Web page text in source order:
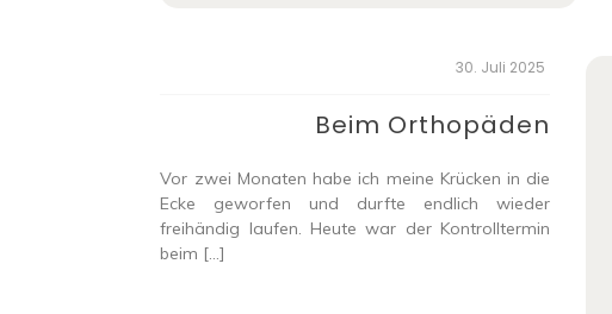
30. Juli 2025
Beim Orthopäden
Vor zwei Monaten habe ich meine Krücken in die
Ecke geworfen und durfte endlich wieder
freihändig laufen. Heute war der Kontrolltermin
beim […]